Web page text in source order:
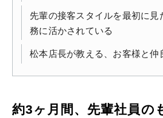
先輩の接客スタイルを最初に見
務に活かされている
松本店長が教える、お客様と仲
約3ヶ月間、先輩社員の